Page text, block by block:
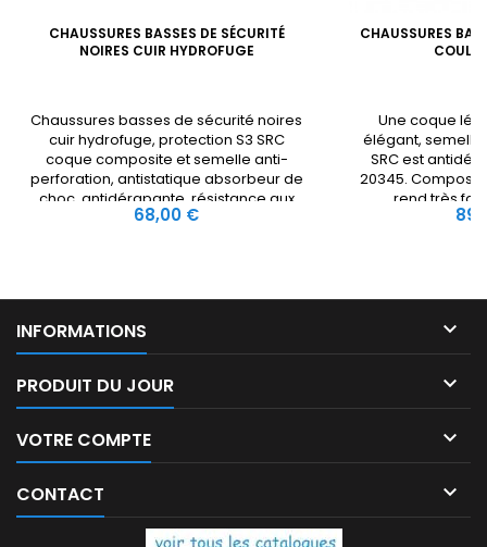
CHAUSSURES BASSES DE SÉCURITÉ
NOIRES CUIR HYDROFUGE
Chaussures basses de sécurité noires
cuir hydrofuge, protection S3 SRC
coque composite et semelle anti-
perforation, antistatique absorbeur de
choc, antidérapante, résistance aux
hydrocarbures
Prix
68,00 €
CHAUSSURES
Une coque
élégant,
SRC est
20345.
rend très
Prix
INFORMATIONS 
PRODUIT DU JOUR 
VOTRE COMPTE 
CONTACT 